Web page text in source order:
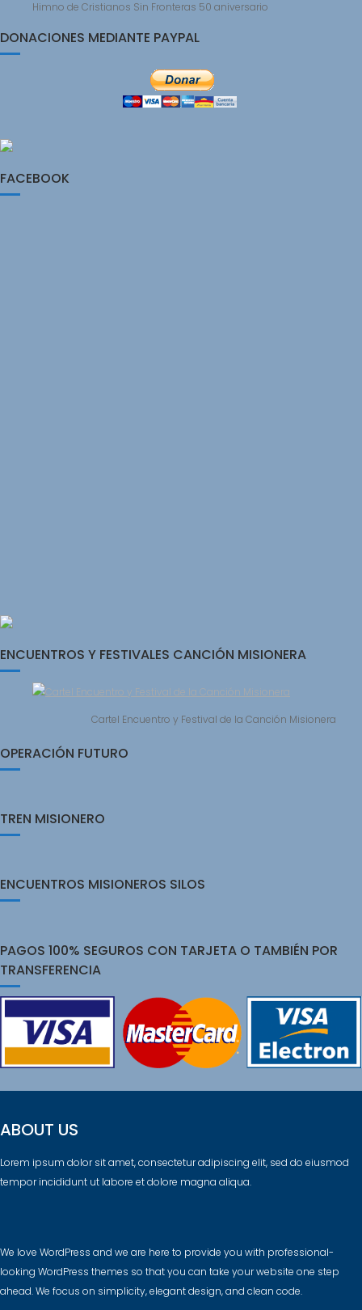
Himno de Cristianos Sin Fronteras 50 aniversario
DONACIONES MEDIANTE PAYPAL
FACEBOOK
ENCUENTROS Y FESTIVALES CANCIÓN MISIONERA
Cartel Encuentro y Festival de la Canción Misionera
OPERACIÓN FUTURO
TREN MISIONERO
ENCUENTROS MISIONEROS SILOS
PAGOS 100% SEGUROS CON TARJETA O TAMBIÉN POR
TRANSFERENCIA
ABOUT US
Lorem ipsum dolor sit amet, consectetur adipiscing elit, sed do eiusmod
tempor incididunt ut labore et dolore magna aliqua.
We love WordPress and we are here to provide you with professional-
looking WordPress themes so that you can take your website one step
ahead. We focus on simplicity, elegant design, and clean code.